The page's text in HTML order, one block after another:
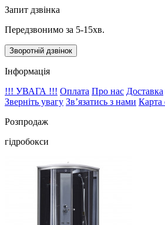
Запит дзвінка
Передзвонимо за 5-15хв.
Зворотній дзвінок
Інформація
!!! УВАГА !!! Оплата Про нас Доставка
Зверніть увагу Зв’язатись з нами Карта
Розпродаж
гідробокси